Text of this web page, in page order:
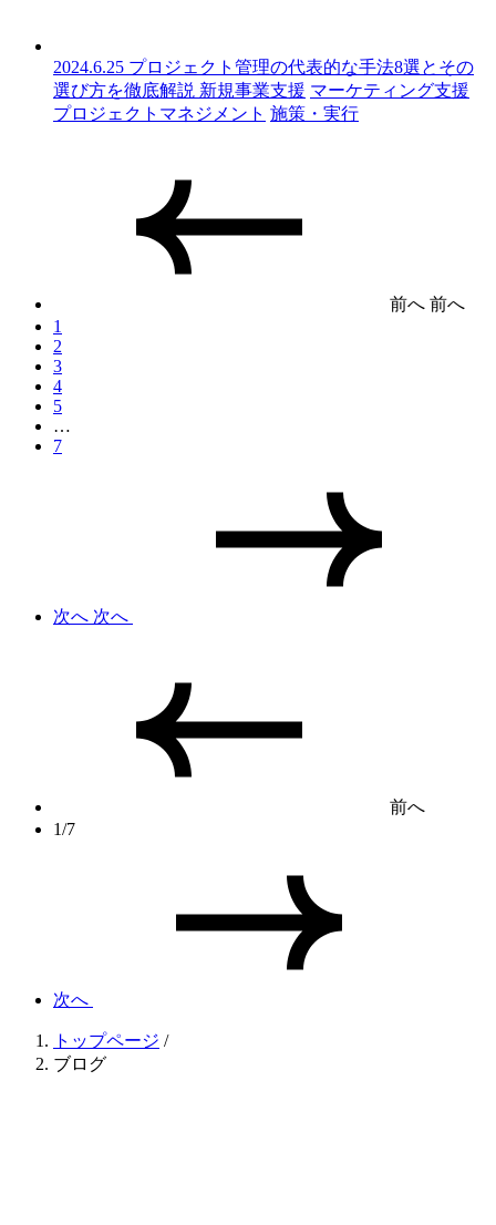
2024.6.25 プロジェクト管理の代表的な手法8選とその
選び方を徹底解説 新規事業支援 マーケティング支援
プロジェクトマネジメント 施策・実行
前へ 前へ
1
2
3
4
5
…
7
次へ 次へ
前へ
1/7
次へ
トップページ /
ブログ